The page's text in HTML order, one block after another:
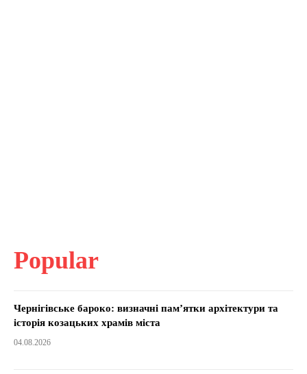
Popular
Чернігівське бароко: визначні пам’ятки архітектури та
історія козацьких храмів міста
04.08.2026